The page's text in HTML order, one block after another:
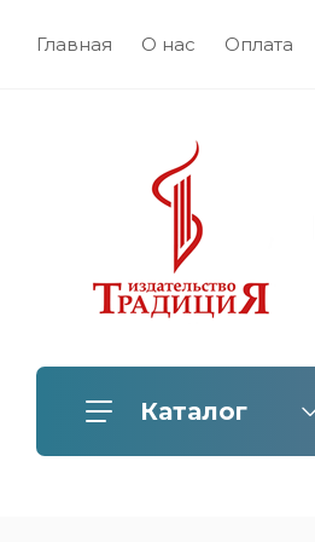
Главная О нас Оплата
Каталог